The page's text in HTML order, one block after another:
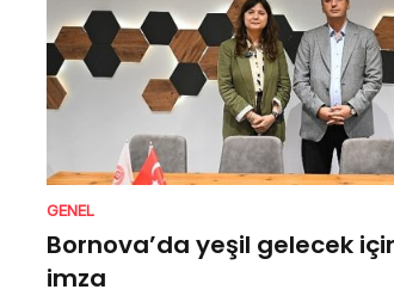
GENEL
Bornova’da yeşil gelecek
imza